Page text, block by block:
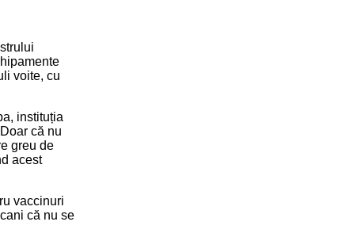
voite, cu
instituția
că nu
greu de
acest
vaccinuri
că nu se